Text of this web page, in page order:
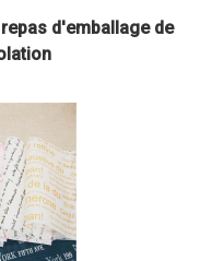
d'emballage de